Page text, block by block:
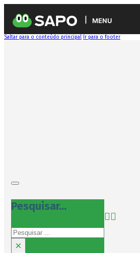
MENU
Saltar para o conteúdo principal Ir para o footer
Pesquisar...
Pesquisar
×